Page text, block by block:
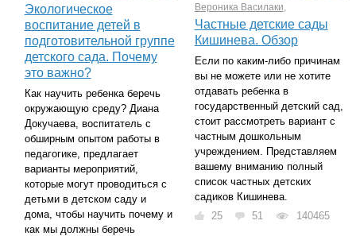
Экологическое
воспитание детей в
подготовительной группе
детского сада. Почему
это важно?
Как научить ребенка беречь
окружающую среду? Диана
Докучаева, воспитатель с
обширным опытом работы в
педагогике, предлагает
варианты мероприятий,
которые могут проводиться с
детьми в детском саду и
дома, чтобы научить почему и
как мы должны беречь
Вероника Василаки
Частные детские сады
Кишинева. Обзор
Если по каким-либо причинам
вы не можете или не хотите
отдавать ребенка в
государственный детский сад,
стоит рассмотреть вариант с
частным дошкольным
учреждением. Представляем
вашему вниманию полный
список частных детских
садиков Кишинева.
25
51 140465